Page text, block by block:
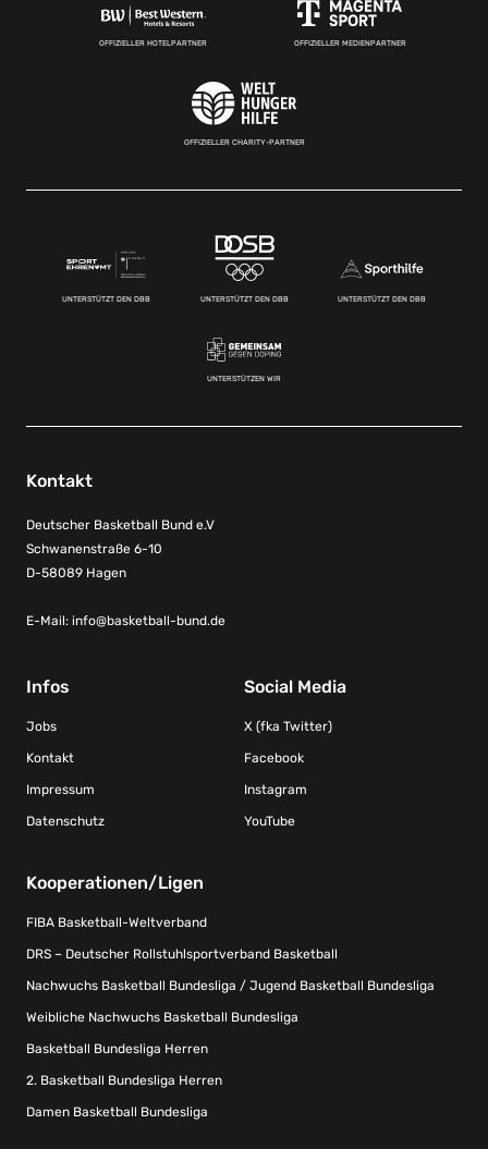
OFFIZIELLER HOTELPARTNER OFFIZIELLER MEDIENPARTNER
OFFIZIELLER CHARITY-PARTNER
UNTERSTÜTZT DEN DBB UNTERSTÜTZT DEN DBB UNTERSTÜTZT DEN DBB
UNTERSTÜTZEN WIR
Kontakt
Deutscher Basketball Bund e.V
Schwanenstraße 6-10
D-58089 Hagen
E-Mail: info@basketball-bund.de
Infos
Jobs
Kontakt
Impressum
Datenschutz
Social Media
X (fka Twitter)
Facebook
Instagram
YouTube
Kooperationen/Ligen
FIBA Basketball-Weltverband
DRS – Deutscher Rollstuhlsportverband Basketball
Nachwuchs Basketball Bundesliga / Jugend Basketball Bundesliga
Weibliche Nachwuchs Basketball Bundesliga
Basketball Bundesliga Herren
2. Basketball Bundesliga Herren
Damen Basketball Bundesliga